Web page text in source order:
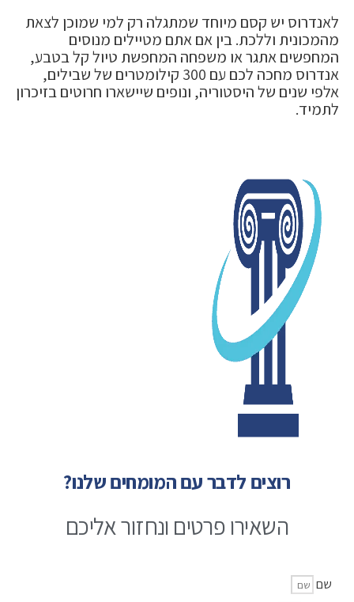
לאנדרוס יש קסם מיוחד שמתגלה רק למי שמוכן לצאת
מהמכונית וללכת. בין אם אתם מטיילים מנוסים
המחפשים אתגר או משפחה המחפשת טיול קל בטבע,
אנדרוס מחכה לכם עם 300 קילומטרים של שבילים,
אלפי שנים של היסטוריה, ונופים שיישארו חרוטים בזיכרון
לתמיד.
רוצים לדבר עם המומחים שלנו?
השאירו פרטים ונחזור אליכם
שם